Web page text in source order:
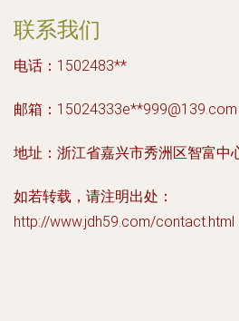
联系我们
电话：1502483**
邮箱：15024333e**999@139.com
地址：浙江省嘉兴市秀洲区智富中
如若转载，请注明出处：
http://www.jdh59.com/contact.html